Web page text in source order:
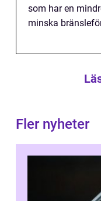
som har en
minska
Fler nyheter